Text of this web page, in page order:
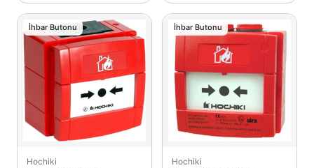
İhbar Butonu
Hochiki
İhbar Butonu
Hochiki